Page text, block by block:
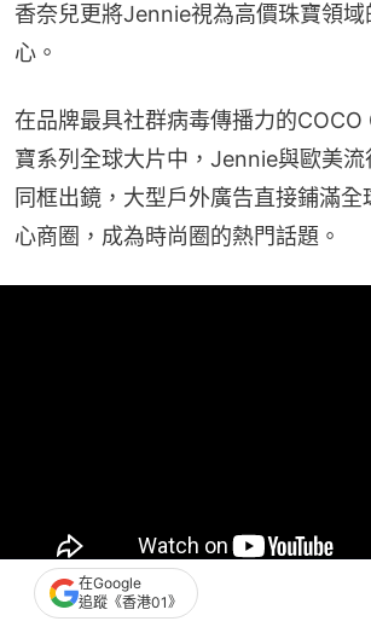
香奈兒更將Jennie視為高價珠寶領
心。
在品牌最具社群病毒傳播力的COCO
寶系列全球大片中，Jennie與歐美
同框出鏡，大型戶外廣告直接鋪滿
心商圈，成為時尚圈的熱門話題。
在Google
追蹤《香港01》